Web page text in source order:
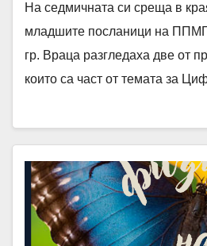
На седмичната си среща в
младшите посланици на
гр. Враца разгледаха две от
които са част от темата за